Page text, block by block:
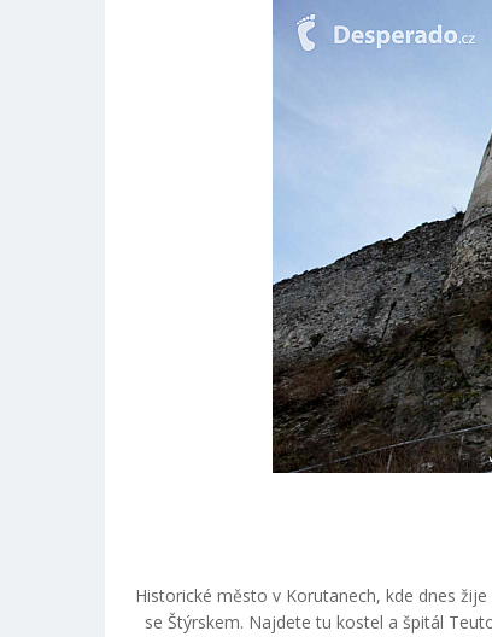
Historické město v Korutanech, kde dnes
se Štýrskem. Najdete tu kostel a špitál